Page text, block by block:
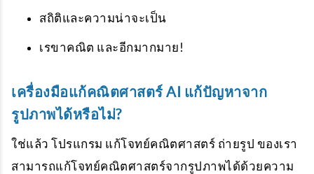
สถิติและความน่าจะเป็น
เรขาคณิต และอีกมากมาย!
เครื่องมือแก้คณิตศาสตร์ AI แก้ปัญหาจาก
รูปภาพได้หรือไม่?
ใช่แล้ว โปรแกรม แก้โจทย์คณิตศาสตร์ ถ่ายรูป ของเรา
สามารถแก้โจทย์คณิตศาสตร์จากรูปภาพได้ด้วยความ